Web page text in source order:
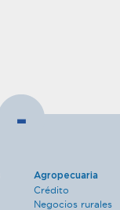
-
Agropecuaria
Crédito
Negocios rurales